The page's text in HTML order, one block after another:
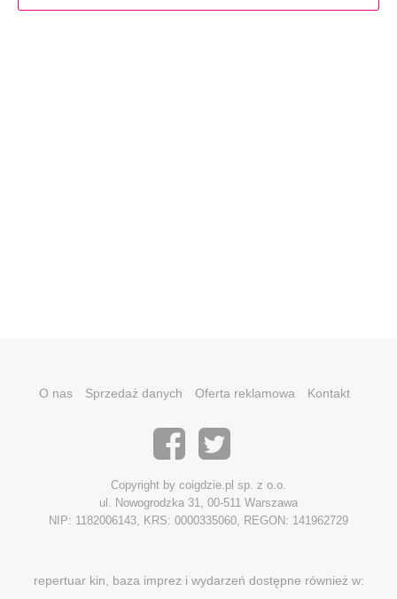
O nas Sprzedaż danych Oferta reklamowa Kontakt
Copyright by coigdzie.pl sp. z o.o.
ul. Nowogrodzka 31, 00-511 Warszawa
NIP: 1182006143, KRS: 0000335060, REGON: 141962729
repertuar kin, baza imprez i wydarzeń dostępne również w: